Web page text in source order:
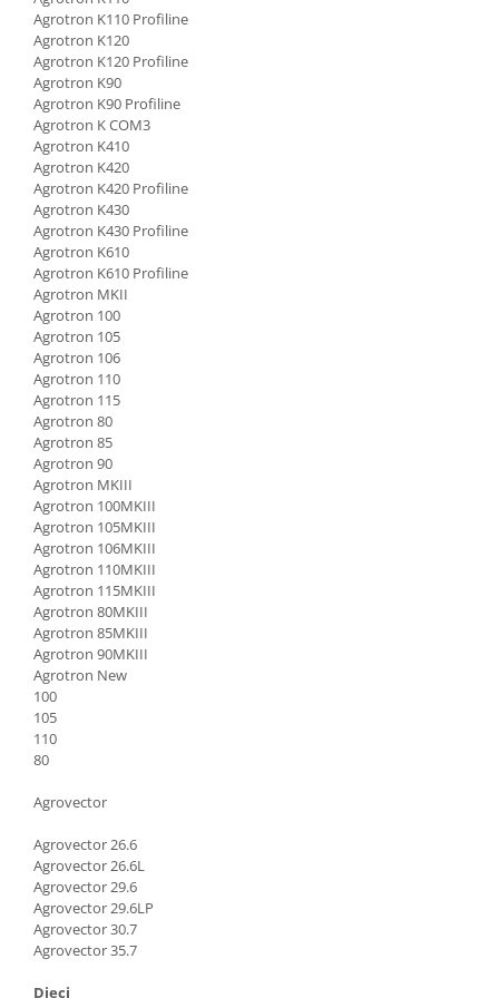
Cabluri si mufe
Mufe si pini
Piese contact
Contactor 12V
Contactoare 24V
Contactoare 48V
Motoare electrice
Placa electronica
Contact general - Ciuperca
Pedala
Sigurante
Becuri indicatoare
Limitatori
Potentiometre
Senzori de unghi
Bobina solenoid
Bobina 24V
Senzor presiune ulei
Senzori temperatura ulei
Senzori suprasarcina
Senzori proximitate
Senzori de viteza
Senzori stabilizare
Senzori de viraj
Senzori de inclinatie
Senzor temperatura apa
Contact 2 pozitii
Contact 4 pozitii
Butoane
Selector 2 pozitii
Selector 3 pozitii
Piese Schaeff
Piese Putzmeister
Piese Mitsubishi
Piese Matbro
Piese Lindner
Piese Kramer
Piese Kaiser
Piese Jacobsen
Piese Ingersoll Rand
Piese Hanomag
Piese Hamm
Piese Goldoni
Piese Furukawa
Piese Ford
Piese Ferrari
Piese Faun
Piese Dynapack
Piese Compair
Piese Cesab
Piese Case Construction
Piese Case Poclain
Piese Bomag
Piese Bobard
Piese Barthoud
Piese Baretta
Piese Benford
Piese Benati
Piese Belarus
Agrotron K110 Profiline
Agrotron K120
Agrotron K120 Profiline
Agrotron K90
Agrotron K90 Profiline
Agrotron K COM3
Agrotron K410
Agrotron K420
Agrotron K420 Profiline
Agrotron K430
Agrotron K430 Profiline
Agrotron K610
Agrotron K610 Profiline
Agrotron MKII
Agrotron 100
Agrotron 105
Agrotron 106
Agrotron 110
Agrotron 115
Agrotron 80
Agrotron 85
Agrotron 90
Agrotron MKIII
Agrotron 100MKIII
Agrotron 105MKIII
Agrotron 106MKIII
Agrotron 110MKIII
Agrotron 115MKIII
Agrotron 80MKIII
Agrotron 85MKIII
Agrotron 90MKIII
Agrotron New
100
105
110
80
Agrovector
Agrovector 26.6
Agrovector 26.6L
Agrovector 29.6
Agrovector 29.6LP
Agrovector 30.7
Agrovector 35.7
Dieci